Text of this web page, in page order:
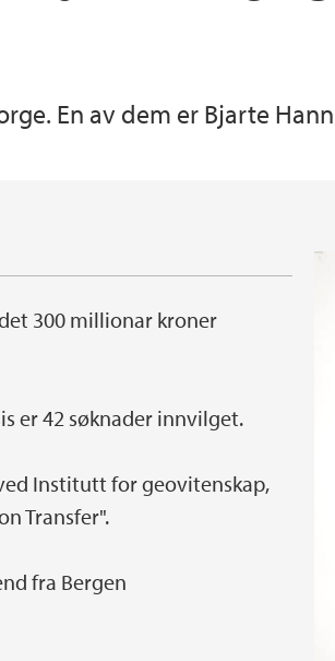
Utveksling
Sentre ved GEO
En av dem er Bjarte
300 millionar kroner
er 42 søknader innvilget.
Institutt for geovitenskap,
Transfer".
fra Bergen